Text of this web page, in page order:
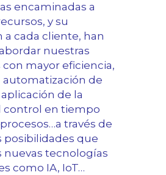
encaminadas a
y su
a cada cliente, han
nuestras
mayor eficiencia,
automatización de
de la
control en tiempo
través de
posibilidades que
nuevas tecnologías
como IA, IoT…